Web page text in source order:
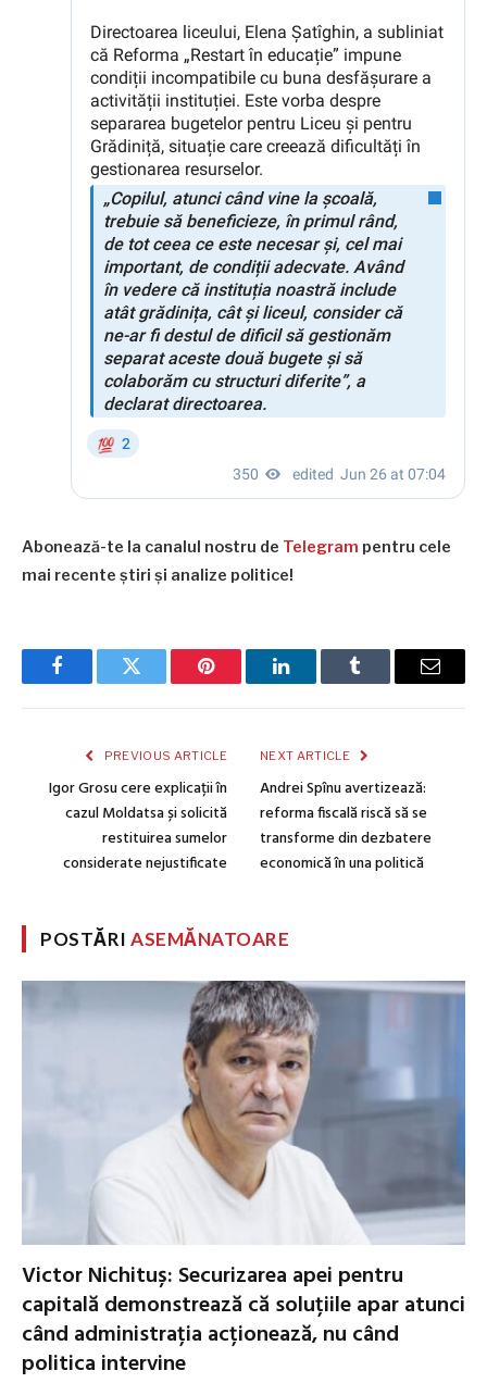
Abonează-te la canalul nostru de Telegram pentru cele
mai recente știri și analize politice!
FacebookTwitter Pinterest LinkedInTumblr Email
PREVIOUS ARTICLE
Igor Grosu cere explicații în
cazul Moldatsa și solicită
restituirea sumelor
considerate nejustificate
NEXT ARTICLE
Andrei Spînu avertizează:
reforma fiscală riscă să se
transforme din dezbatere
economică în una politică
POSTĂRIASEMĂNATOARE
Victor Nichituș: Securizarea apei pentru
capitală demonstrează că soluțiile apar atunci
când administrația acționează, nu când
politica intervine